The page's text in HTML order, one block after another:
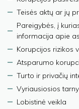
Teisės aktų ar jų
Pareigybės, į
informacija apie
Korupcijos rizikos
Atsparumo
Turto ir privačių
Vyriausiosios
Lobistinė veikla